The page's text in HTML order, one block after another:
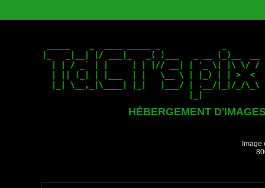
HÉBERGEMENT